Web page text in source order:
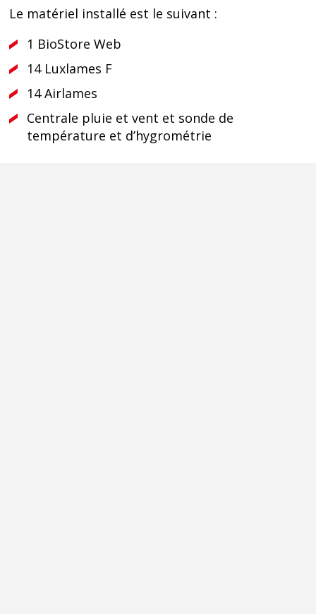
Le matériel installé est le suivant :
1 BioStore Web
14 Luxlames F
14 Airlames
Centrale pluie et vent et sonde de
température et d’hygrométrie